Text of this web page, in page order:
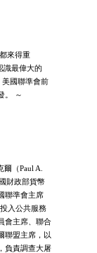
來得重
識最偉大的
美國聯準會前
。 ～
（Paul A.
財政部貨幣
聯準會主席
入公共服務
會主席、聯合
聯盟主席，以
負責調查大屠